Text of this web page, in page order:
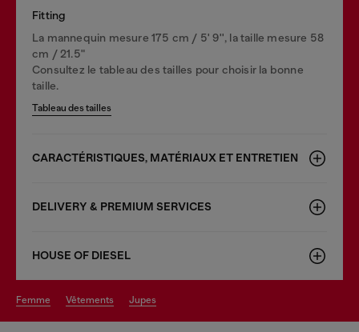
Fitting
La mannequin mesure 175 cm / 5' 9'', la taille mesure 58
cm / 21.5"
Consultez le tableau des tailles pour choisir la bonne
taille.
Tableau des tailles
CARACTÉRISTIQUES, MATÉRIAUX ET ENTRETIEN
DELIVERY & PREMIUM SERVICES
HOUSE OF DIESEL
femme vêtements jupes